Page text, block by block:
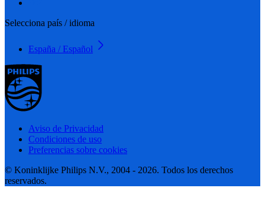
Selecciona país / idioma
España / Español
Aviso de Privacidad
Condiciones de uso
Preferencias sobre cookies
© Koninklijke Philips N.V., 2004 - 2026. Todos los derechos
reservados.